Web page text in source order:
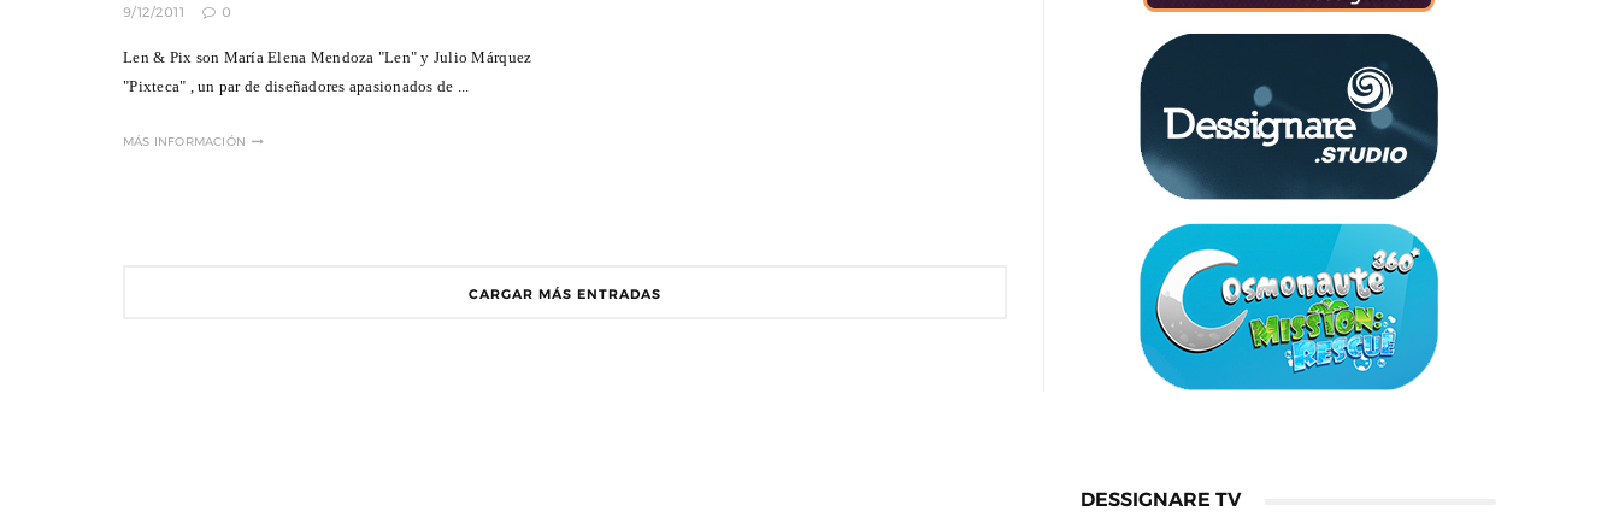
9/12/2011 0
Len & Pix son María Elena Mendoza "Len" y Julio Márquez
"Pixteca" , un par de diseñadores apasionados de ...
MÁS INFORMACIÓN
CARGAR MÁS ENTRADAS
DESSIGNARE TV